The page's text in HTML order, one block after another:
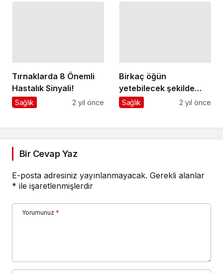
Tırnaklarda 8 Önemli
Hastalık Sinyali!
Sağlık 2 yıl önce
Birkaç öğün
yetebilecek şekilde
iftar sofraları ibadetin
Sağlık 2 yıl önce
Bir Cevap Yaz
E-posta adresiniz yayınlanmayacak. Gerekli alanlar
* ile işaretlenmişlerdir
Yorumunuz *